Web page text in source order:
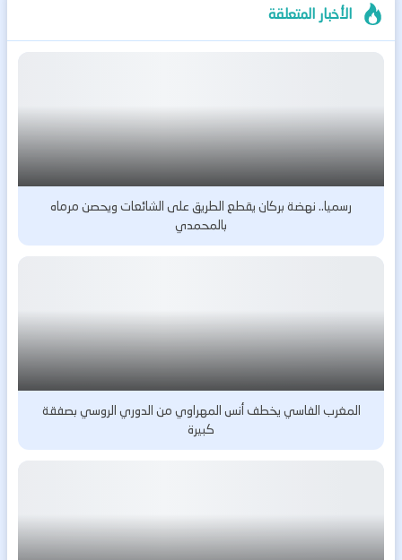
الأخبار المتعلقة
رسميا.. نهضة بركان يقطع الطريق على الشائعات ويحصن مرماه
بالمحمدي
المغرب الفاسي يخطف أنس المهراوي من الدوري الروسي بصفقة
كبيرة